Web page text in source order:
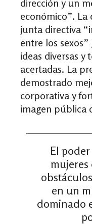
dirección y un
económico”. La
junta directiva
entre los
ideas diversas y
acertadas. La
demostrado
corporativa y
imagen pública
El
en un
dominado